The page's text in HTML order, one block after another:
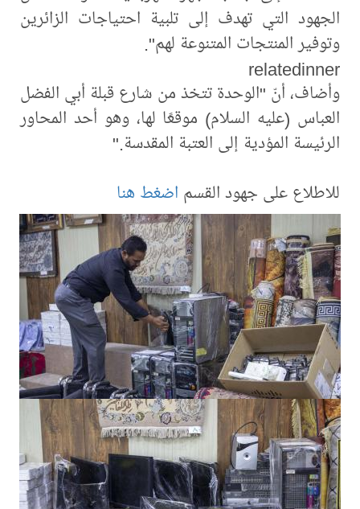
الجهود التي تهدف إلى تلبية احتياجات الزائرين
وتوفير المنتجات المتنوعة لهم".
relatedinner
وأضاف، أنّ "الوحدة تتخذ من شارع قبلة أبي الفضل
العباس (عليه السلام) موقعًا لها، وهو أحد المحاور
الرئيسة المؤدية إلى العتبة المقدسة."
للاطلاع على جهود القسم اضغط هنا